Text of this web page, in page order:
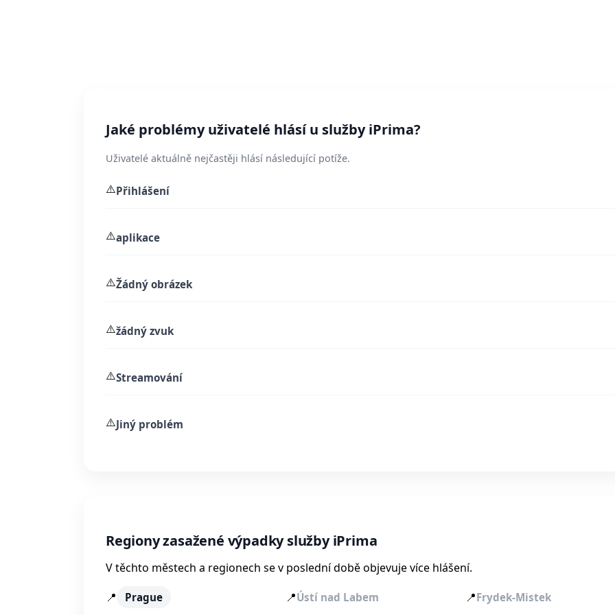
Jaké problémy uživatelé hlásí u služby iPrima?
Uživatelé aktuálně nejčastěji hlásí následující potíže.
⚠️Přihlášení
⚠️aplikace
⚠️Žádný obrázek
⚠️žádný zvuk
⚠️Streamování
⚠️Jiný problém
Regiony zasažené výpadky služby iPrima
V těchto městech a regionech se v poslední době objevuje více hlášení.
📍
Prague 📍Ústí nad Labem 📍Frydek-Mistek